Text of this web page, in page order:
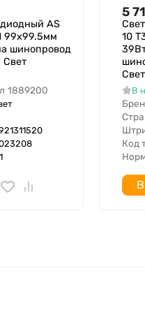
AS
99х99.5мм
шинопровод
Свет
1889200
1
5
10
В
Код